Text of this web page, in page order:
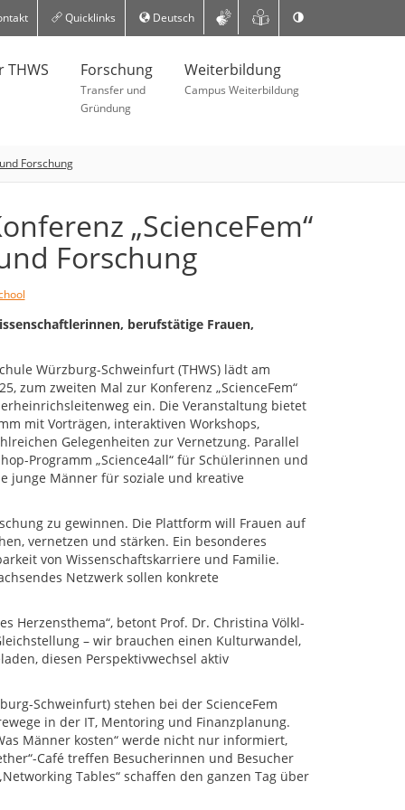
Quicklinks Deutsch
Forschung
Transfer und
Gründung
Weiterbildung
Campus Weiterbildung
Forschung
„ScienceFem“
Forschung
berufstätige Frauen,
Würzburg-Schweinfurt (THWS) lädt am
zum zweiten Mal zur Konferenz „ScienceFem“
ein. Die Veranstaltung bietet
mit Vorträgen, interaktiven Workshops,
Gelegenheiten zur Vernetzung. Parallel
Programm „Science4all“ für Schülerinnen und
junge Männer für soziale und kreative
zu gewinnen. Die Plattform will Frauen auf
vernetzen und stärken. Ein besonderes
von Wissenschaftskarriere und Familie.
Netzwerk sollen konkrete
Herzensthema“, betont Prof. Dr. Christina Völkl-
– wir brauchen einen Kulturwandel,
diesen Perspektivwechsel aktiv
Schweinfurt) stehen bei der ScienceFem
in der IT, Mentoring und Finanzplanung.
Männer kosten“ werde nicht nur informiert,
Café treffen Besucherinnen und Besucher
Tables“ schaffen den ganzen Tag über